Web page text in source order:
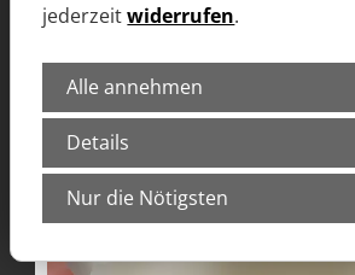
jederzeitwiderrufen.
Alle annehmen
Details
Nur die Nötigsten